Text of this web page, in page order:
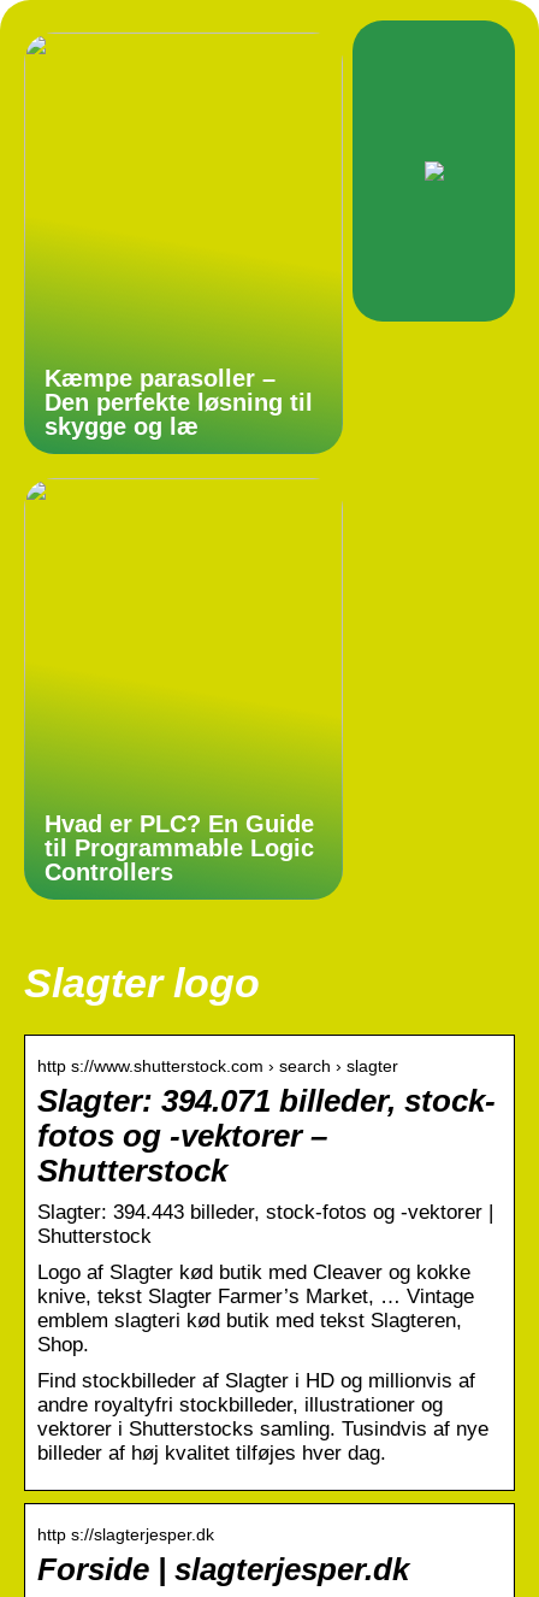
Kæmpe parasoller –
Den perfekte løsning til
skygge og læ
Hvad er PLC? En Guide
til Programmable Logic
Controllers
Slagter logo
http s://www.shutterstock.com › search › slagter
Slagter: 394.071 billeder, stock-
fotos og -vektorer –
Shutterstock
Slagter: 394.443 billeder, stock-fotos og -vektorer |
Shutterstock
Logo af Slagter kød butik med Cleaver og kokke
knive, tekst Slagter Farmer’s Market, … Vintage
emblem slagteri kød butik med tekst Slagteren,
Shop.
Find stockbilleder af Slagter i HD og millionvis af
andre royaltyfri stockbilleder, illustrationer og
vektorer i Shutterstocks samling. Tusindvis af nye
billeder af høj kvalitet tilføjes hver dag.
http s://slagterjesper.dk
Forside | slagterjesper.dk